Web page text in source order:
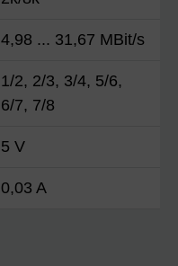
4,98 ... 31,67 MBit/s
1/2, 2/3, 3/4, 5/6,
6/7, 7/8
5 V
0,03 A